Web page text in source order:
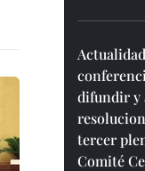
difundir y
tercer
Comité